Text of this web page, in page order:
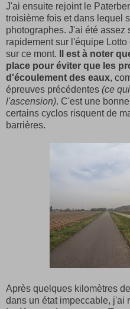
J'ai ensuite rejoint le
troisième fois et dans lequel
photographes. J'ai été assez
rapidement sur l'équipe
sur ce mont.
Il est à noter
place pour éviter que les
d'écoulement des eaux,
épreuves précédentes (ce
l'ascension). C'est une
certains cyclos risquent de
barrières.
Après quelques kilomètres
dans un état impeccable, j'ai